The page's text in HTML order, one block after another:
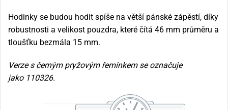
Hodinky se budou hodit spíše na větší pánské zápěstí, díky
robustnosti a velikost pouzdra, které čítá 46 mm průměru a
tloušťku bezmála 15 mm.
Verze s černým pryžovým řemínkem se označuje
jako 110326.